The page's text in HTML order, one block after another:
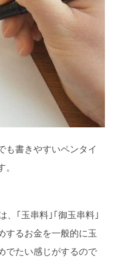
も書きやすいペンタイ
、｢玉串料｣｢御玉串料｣
するお金を一般的に玉
でたい感じがするので